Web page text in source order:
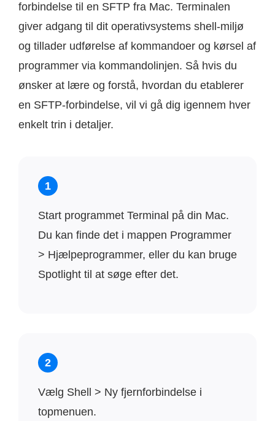
forbindelse til en SFTP fra Mac. Terminalen
giver adgang til dit operativsystems shell-miljø
og tillader udførelse af kommandoer og kørsel af
programmer via kommandolinjen. Så hvis du
ønsker at lære og forstå, hvordan du etablerer
en SFTP-forbindelse, vil vi gå dig igennem hver
enkelt trin i detaljer.
1
Start programmet Terminal på din Mac.
Du kan finde det i mappen Programmer
> Hjælpeprogrammer, eller du kan bruge
Spotlight til at søge efter det.
2
Vælg Shell > Ny fjernforbindelse i
topmenuen.